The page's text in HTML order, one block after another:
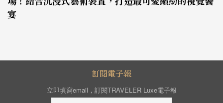
宴
訂閱電子報
立即填寫email，訂閱TRAVELER Luxe電子報